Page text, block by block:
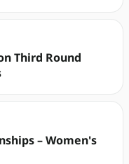
Third Round
– Women's